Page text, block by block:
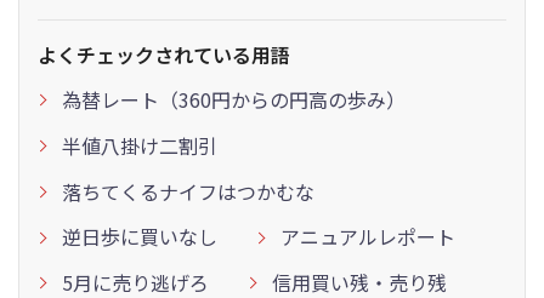
よくチェックされている用語
為替レート（360円からの円高の歩み）
半値八掛け二割引
落ちてくるナイフはつかむな
逆日歩に買いなし
アニュアルレポート
5月に売り逃げろ
信用買い残・売り残